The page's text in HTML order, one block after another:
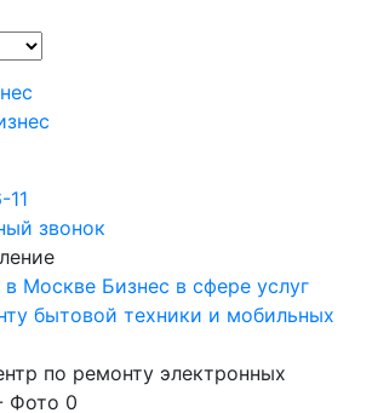
звонок
в Москве Бизнес в сфере услуг
бытовой техники и мобильных